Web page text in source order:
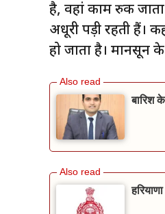
है, वहां काम रुक
अधूरी पड़ी रहती हैं।
हो जाता है। मानसून
बारिश